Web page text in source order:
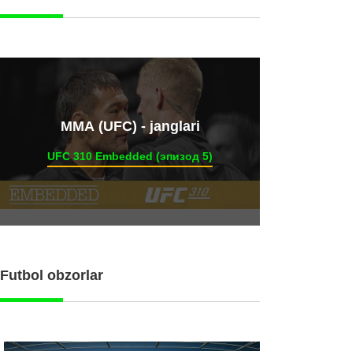
ММА (UFC) - janglari
UFC 310 Embedded (эпизод 5)
Futbol obzorlar